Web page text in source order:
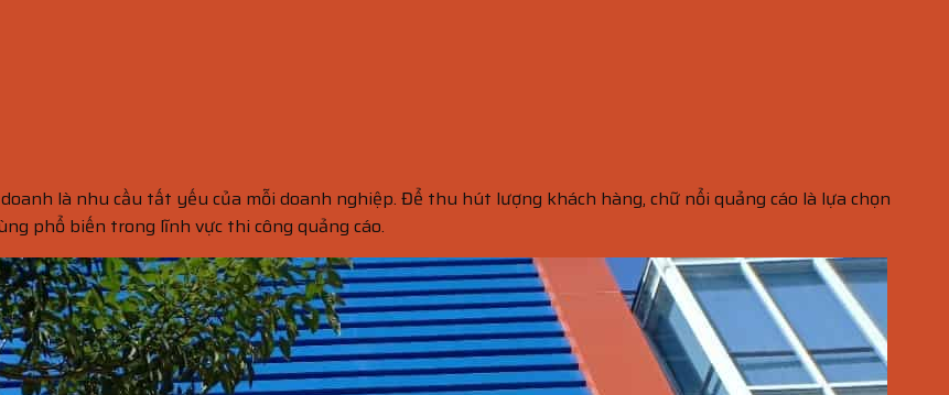
là nhu cầu tất yếu của mỗi doanh nghiệp. Để thu hút lượng khách hàng, chữ nổi quảng cáo là lựa chọn
phổ biến trong lĩnh vực thi công quảng cáo.